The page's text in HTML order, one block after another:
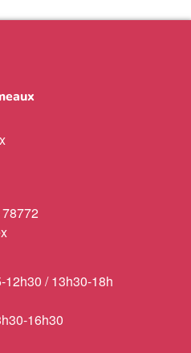
12h30 / 13h30-18h
16h30